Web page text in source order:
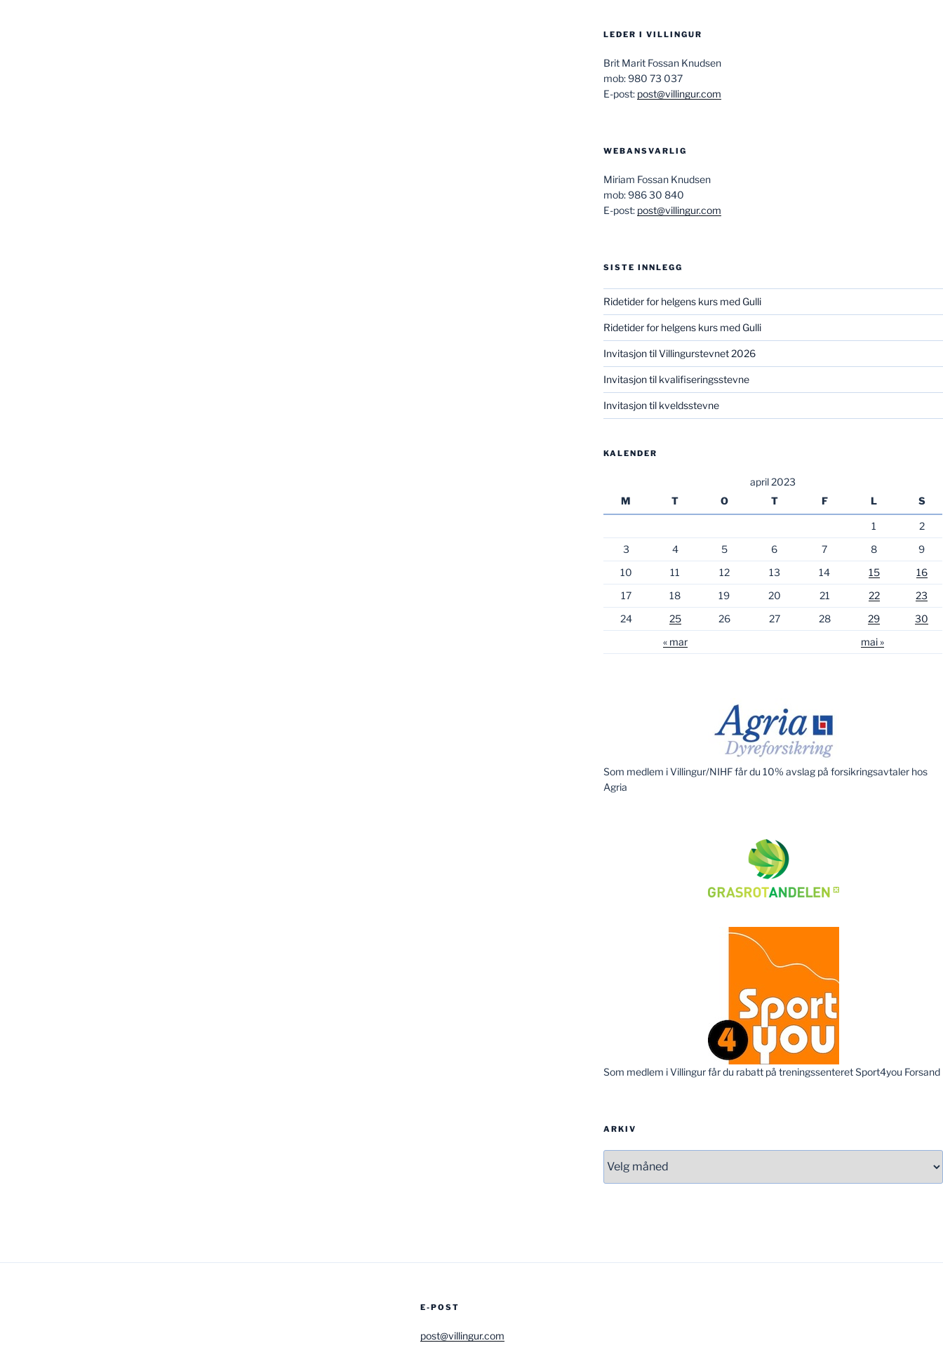
LEDER I VILLINGUR
Brit Marit Fossan Knudsen
mob: 980 73 037
E-post: post@villingur.com
WEBANSVARLIG
Miriam Fossan Knudsen
mob: 986 30 840
E-post: post@villingur.com
SISTE INNLEGG
Ridetider for helgens kurs med Gulli
Ridetider for helgens kurs med Gulli
Invitasjon til Villingurstevnet 2026
Invitasjon til kvalifiseringsstevne
Invitasjon til kveldsstevne
KALENDER
april 2023
M
T O T F L S
1
2
3
4 5 6 7 8
9
10
11 12 13 14 15
16
17
18 19 20 21 22
23
24
25 26 27 28 29
30
« mar
mai »
Som medlem i Villingur/NIHF får du 10% avslag på forsikringsavtaler hos
Agria
Som medlem i Villingur får du rabatt på treningssenteret Sport4you Forsand
ARKIV
E-POST
post@villingur.com